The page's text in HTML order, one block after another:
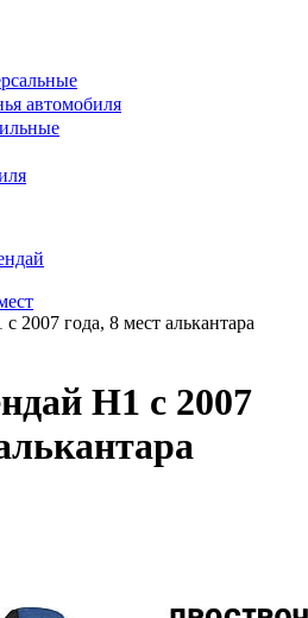
автомобиля
2007 года, 8 мест алькантара
Н1 с 2007